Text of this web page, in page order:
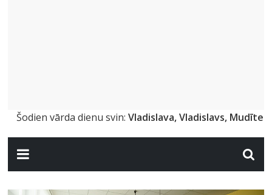
Šodien vārda dienu svin:Vladislava, Vladislavs, Mudīte